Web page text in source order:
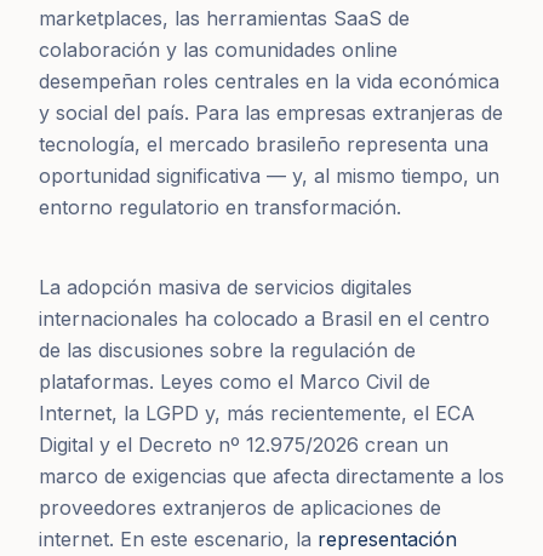
marketplaces, las herramientas SaaS de
colaboración y las comunidades online
desempeñan roles centrales en la vida económica
y social del país. Para las empresas extranjeras de
tecnología, el mercado brasileño representa una
oportunidad significativa — y, al mismo tiempo, un
entorno regulatorio en transformación.
La adopción masiva de servicios digitales
internacionales ha colocado a Brasil en el centro
de las discusiones sobre la regulación de
plataformas. Leyes como el Marco Civil de
Internet, la LGPD y, más recientemente, el ECA
Digital y el Decreto nº 12.975/2026 crean un
marco de exigencias que afecta directamente a los
proveedores extranjeros de aplicaciones de
internet. En este escenario, la representación